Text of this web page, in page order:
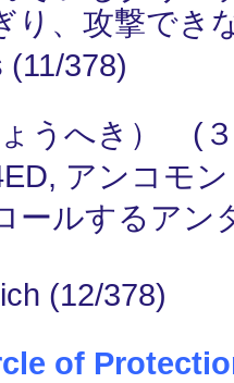
り、攻撃でき
(11/378)
ょうへき） (
アンコモン
ールするアン
(12/378)
of